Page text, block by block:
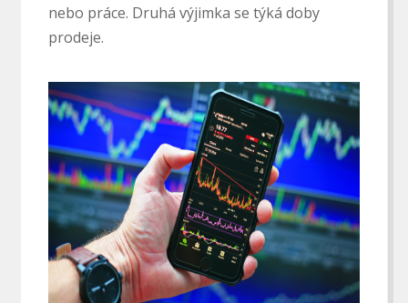
nebo práce. Druhá výjimka se týká doby
prodeje.